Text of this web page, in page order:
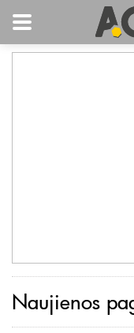
Naujienos